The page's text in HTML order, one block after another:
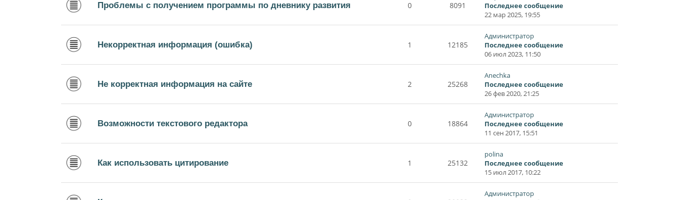
Проблемы с получением программы по дневнику развития 0 8091
Последнее сообщение
22 мар 2025, 19:55
Некорректная информация (ошибка) 1 12185
Администратор
Последнее сообщение
06 июл 2023, 11:50
Не корректная информация на сайте 2 25268
Anechka
Последнее сообщение
26 фев 2020, 21:25
Возможности текстового редактора 0 18864
Администратор
Последнее сообщение
11 сен 2017, 15:51
Как использовать цитирование 1 25132
polina
Последнее сообщение
15 июл 2017, 10:22
Администратор